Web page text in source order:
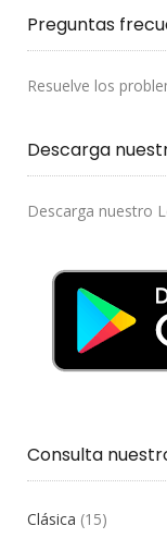
Preguntas
Resuelve los
Descarga
Descarga nuestro
Consulta
Clásica (15)